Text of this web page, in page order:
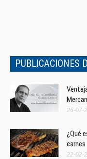
PUBLICACIONES
26-07-
¿Qué
carnes
22-02-